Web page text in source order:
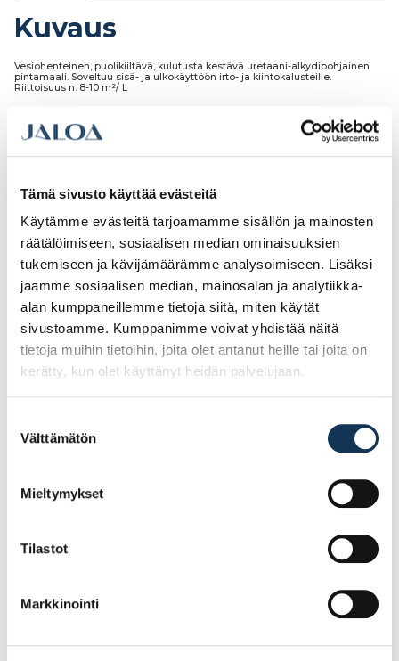
Tämä sivusto käyttää evästeitä
Käytämme evästeitä tarjoamamme sisällön ja mainosten
räätälöimiseen, sosiaalisen median ominaisuuksien
tukemiseen ja kävijämäärämme analysoimiseen. Lisäksi
jaamme sosiaalisen median, mainosalan ja analytiikka-
alan kumppaneillemme tietoja siitä, miten käytät
sivustoamme. Kumppanimme voivat yhdistää näitä
tietoja muihin tietoihin, joita olet antanut heille tai joita on
kerätty, kun olet käyttänyt heidän palvelujaan.
valinta
Välttämätön
Mieltymykset
Tilastot
Markkinointi
Kuvaus
Vesiohenteinen, puolikiiltävä, kulutusta kestävä uretaani-alkydipohjainen
pintamaali. Soveltuu sisä- ja ulkokäyttöön irto- ja kiintokalusteille.
Riittoisuus n. 8-10 m²/ L
Tutustu myös
Seinämaali Ideo Pro 7